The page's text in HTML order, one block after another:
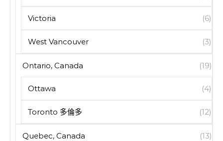
Victoria (6)
West Vancouver (3)
Ontario, Canada (19)
Ottawa (4)
Toronto 多倫多 (12)
Quebec, Canada (13)